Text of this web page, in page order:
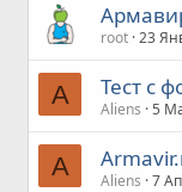
root 23
A Тест с
Aliens 5
A Aliens 7